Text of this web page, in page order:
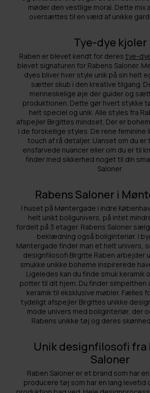
møder den vestlige moral. Dette mix
oversættes til en væld af unikke
Tye-dye kjoler
Raben er blevet kendt for deres tye-
blevet signaturen for Rabens Saloner.
dyes bliver hver style unik på sin helt
sætter skub i den kreative tilgang.
menneskelige øje der guider og
produktionen. Dette gør hvert stykke
helt speciel og unik. Alle styles fra
afspejler Birgittes mindset. Der er
i de forskellige styles. De rene feminine
touch af rå detaljer. Uanset om du
ensfarvede nuancer eller om du er til
finder med sikkerhed noget til din
Saloner.
Rabens Saloner i
I huset på Møntergade i indre
helt unikt boligunivers, på intet
fordelt på 3 etager. Rabens Saloner
beklædning også boliginteriør. I
Møntergade finder man et helt univers,
designfilosofi Birgitte Raben arbejder
smukke unikke boheme inspirerede
Ligeledes kan du finde smuk keramik
potter til dit hjem. Du finder simpelthen
keramik til eksklusive møbler. Fælles
tydeligt afspejler Birgittes unikke
mode univers med boliginteriør, der
Rabens unikke tøj og deres
Unik designfilosofi fra
Saloner
Raben Saloner er et brand som har
producere tøj som har en lang levetid